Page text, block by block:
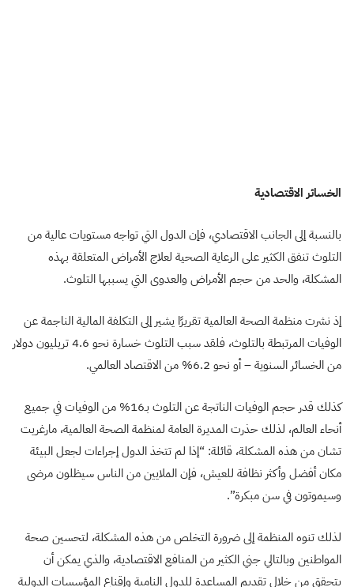
الخسائر الاقتصادية
بالنسبة إلى الجانب الاقتصادي، فإن الدول التي تواجه مستويات عالية من
التلوث تنفق الكثير على الرعاية الصحية لعلاج الأمراض المتعلقة بهذه
المشكلة، والحد من حجم الأمراض والعدوى التي يسببها التلوث.
إذ نشرت منظمة الصحة العالمية تقريرًا يشير إلى التكلفة المالية الناجمة عن
الوفيات المرتبطة بالتلوث، فلقد سبب التلوث خسارة نحو 4.6 تريليون دولار
من الخسائر السنوية – أو نحو 6.2% من الاقتصاد العالمي.
كذلك قدر حجم الوفيات الناتجة عن التلوث بـ16% من الوفيات في جميع
أنحاء العالم، لذلك حذرت المديرة العامة لمنظمة الصحة العالمية، مارغريت
تشان من هذه المشكلة، قائلة: “إذا لم تتخذ الدول إجراءات لجعل البيئة
مكان أفضل وأكثر نظافة للعيش، فإن الملايين من الناس سيظلون مرضى
وسيموتون في سن مبكرة”.
لذلك تنوه المنظمة إلى ضرورة التخلص من هذه المشكلة، لتحسين صحة
المواطنين وبالتالي جني الكثير من المنافع الاقتصادية، والذي يمكن أن
يتحقق من خلال تقديم المساعدة للدول النامية وإقناع المؤسسات الدولية